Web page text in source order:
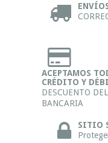
ACEPTAMOS
CRÉDITO Y
DESCUENTO
BANCARIA
SITIO